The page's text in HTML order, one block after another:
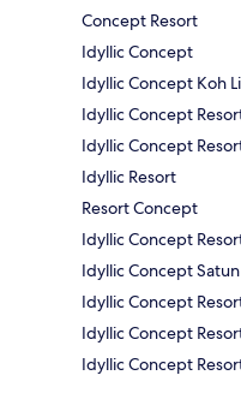
Concept Resort
Idyllic Concept
Idyllic Concept Koh
Idyllic Concept
Idyllic Concept
Idyllic Resort
Resort Concept
Idyllic Concept
Idyllic Concept Satun
Idyllic Concept
Idyllic Concept
Idyllic Concept